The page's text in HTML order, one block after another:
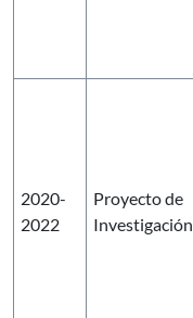
2020-
2022
Proyecto de
Investigación